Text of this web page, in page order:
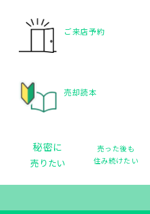
ご来店予約
売却読本
秘密に
売りたい
売った後も
住み続けたい